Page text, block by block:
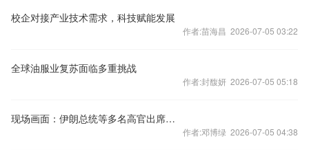
校企对接产业技术需求，科技赋能发展
作者:苗海昌 2026-07-05 03:22
全球油服业复苏面临多重挑战
作者:封馥妍 2026-07-05 05:18
现场画面：伊朗总统等多名高官出席哈梅内伊遗体告别仪式
作者:邓博绿 2026-07-05 04:38